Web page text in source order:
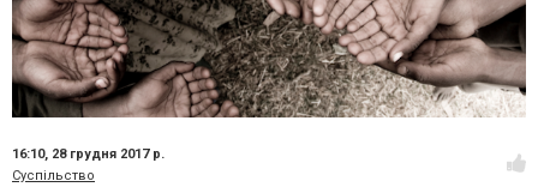
16:10, 28 грудня 2017 р.
Суспільство